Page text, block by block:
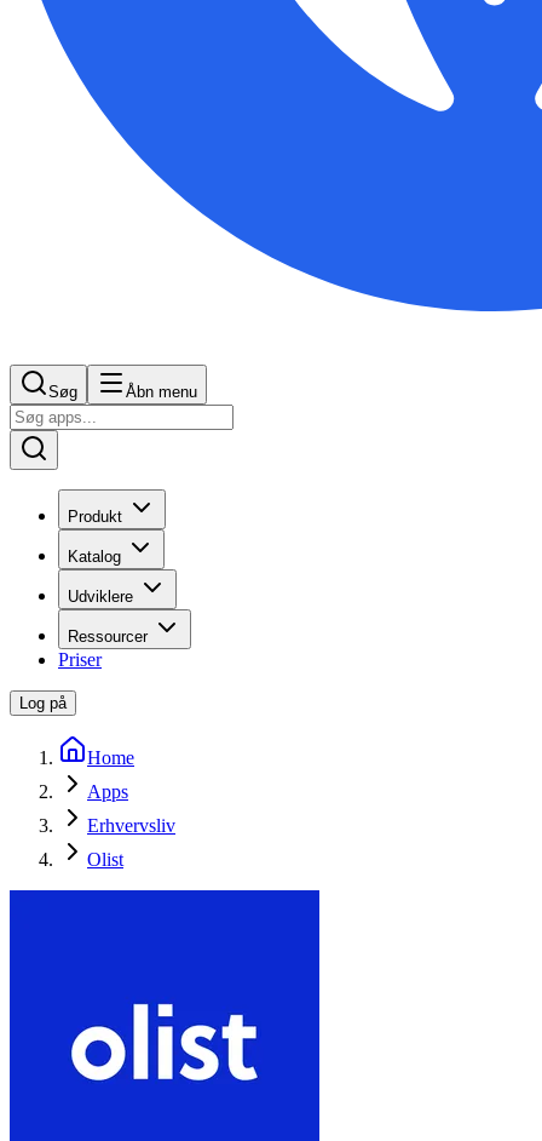
Søg Åbn menu
Produkt
Katalog
Udviklere
Ressourcer
Priser
Log på
Home
Apps
Erhvervsliv
Olist